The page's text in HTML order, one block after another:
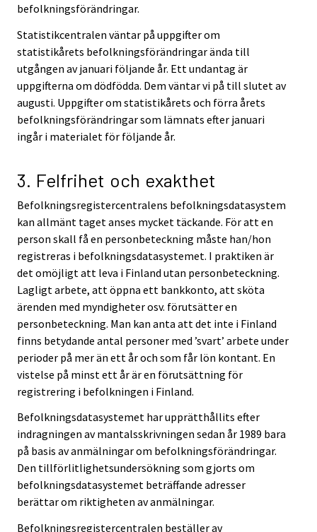
befolkningsförändringar.
Statistikcentralen väntar på uppgifter om
statistikårets befolkningsförändringar ända till
utgången av januari följande år. Ett undantag är
uppgifterna om dödfödda. Dem väntar vi på till slutet av
augusti. Uppgifter om statistikårets och förra årets
befolkningsförändringar som lämnats efter januari
ingår i materialet för följande år.
3. Felfrihet och exakthet
Befolkningsregistercentralens befolkningsdatasystem
kan allmänt taget anses mycket täckande. För att en
person skall få en personbeteckning måste han/hon
registreras i befolkningsdatasystemet. I praktiken är
det omöjligt att leva i Finland utan personbeteckning.
Lagligt arbete, att öppna ett bankkonto, att sköta
ärenden med myndigheter osv. förutsätter en
personbeteckning. Man kan anta att det inte i Finland
finns betydande antal personer med ’svart’ arbete under
perioder på mer än ett år och som får lön kontant. En
vistelse på minst ett år är en förutsättning för
registrering i befolkningen i Finland.
Befolkningsdatasystemet har upprätthållits efter
indragningen av mantalsskrivningen sedan år 1989 bara
på basis av anmälningar om befolkningsförändringar.
Den tillförlitlighetsundersökning som gjorts om
befolkningsdatasystemet beträffande adresser
berättar om riktigheten av anmälningar.
Befolkningsregistercentralen beställer av